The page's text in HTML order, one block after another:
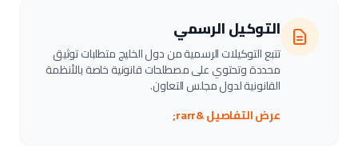
التوكيل الرسمي
تتبع التوكيلات الرسمية من دول الخليج متطلبات توثيق
محددة وتحتوي على مصطلحات قانونية خاصة بالأنظمة
القانونية لدول مجلس التعاون.
عرض التفاصيل &rarr;